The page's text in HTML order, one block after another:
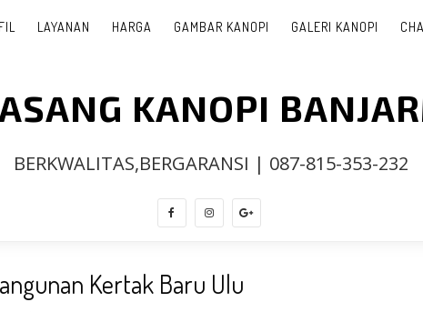
LAYANAN HARGA GAMBAR KANOPI GALERI KANOPI
KANOPI
BERKWALITAS,BERGARANSI | 087-815-353-232
Kertak Baru Ulu